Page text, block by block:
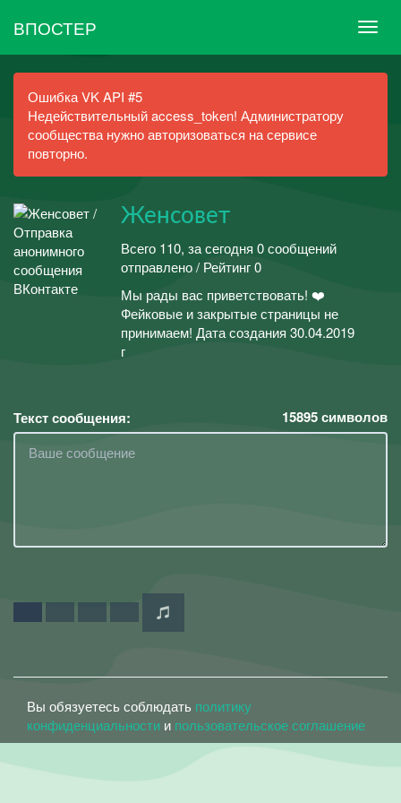
ВПОСТЕР
Ошибка VK API #5
Недействительный access_token! Администратору
сообщества нужно авторизоваться на сервисе
повторно.
Женсовет
Всего 110, за сегодня 0 сообщений
отправлено / Рейтинг 0
Мы рады вас приветствовать! ❤️
Фейковые и закрытые страницы не
принимаем! Дата создания 30.04.2019
г
Текст сообщения: 15895символов
Вы обязуетесь соблюдать политику
конфиденциальности и пользовательское соглашение